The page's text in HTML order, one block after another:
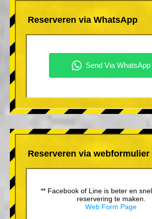
Reserveren via WhatsApp
Reserveren via webformulier
** Facebook of Line is beter en
reservering te maken.
Web Form Page